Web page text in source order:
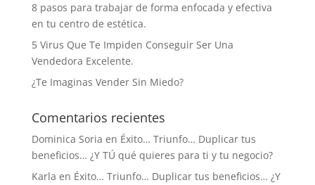
8 pasos para trabajar de forma enfocada y efectiva
en tu centro de estética.
5 Virus Que Te Impiden Conseguir Ser Una
Vendedora Excelente.
¿Te Imaginas Vender Sin Miedo?
Comentarios recientes
Dominica Soria en Éxito… Triunfo… Duplicar tus
beneficios… ¿Y TÚ qué quieres para ti y tu negocio?
Karla en Éxito… Triunfo… Duplicar tus beneficios… ¿Y